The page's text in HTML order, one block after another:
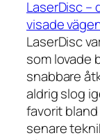
LaserDisc –
visade
LaserDisc
som lovade
snabbare
aldrig slog
favorit
senare